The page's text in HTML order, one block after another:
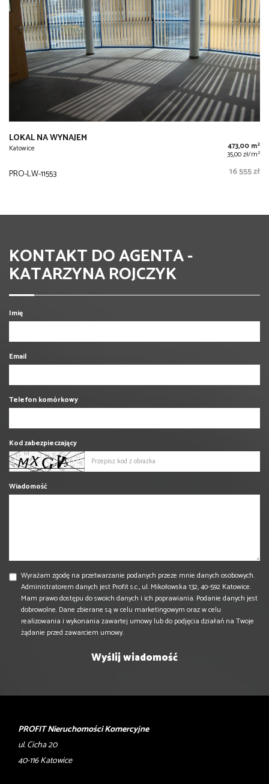
LOKAL NA WYNAJEM
Katowice 473,00 m2
35,00 zł/m2
PRO-LW-11553 16 555 zł
KONTAKT DO AGENTA -
KATARZYNA ROJCZYK
Imię
Email
Telefon komórkowy
Kod zabezpieczający
Wiadomość
Wyrażam zgodę na przetwarzanie podanych przeze mnie danych osobowych.
Administratorem danych jest Profit s.c., ul. Mikołowska 132, 40-592 Katowice.
Mam prawo dostępu do swoich danych i ich poprawiania. Podanie danych jest
dobrowolne. Dane zbierane są w celu marketingowym oraz w celu
realizowania i wykonania zawartej umowy lub do podjęcia działań na Twoje
żądanie przed zawarciem umowy.
PROFIT Nieruchomości Komercyjne
ul. Cicha 20
40-116 Katowice